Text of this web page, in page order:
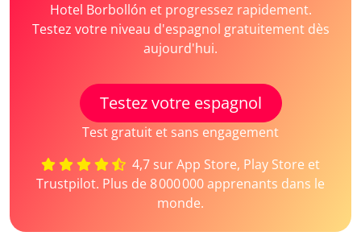
Hotel Borbollón et progressez rapidement.
Testez votre niveau d'espagnol gratuitement dès
aujourd'hui.
Testez votre espagnol
Test gratuit et sans engagement
4,7 sur App Store, Play Store et
Trustpilot. Plus de 8 000 000 apprenants dans le
monde.